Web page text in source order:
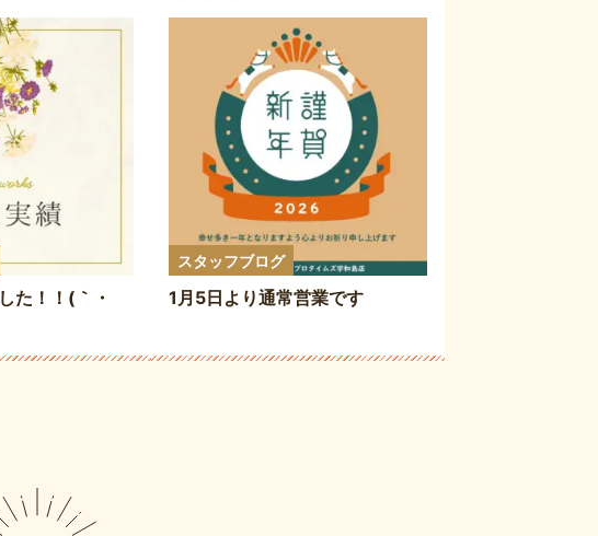
た！！(｀・
スタッフブログ
1月5日より通常営業です